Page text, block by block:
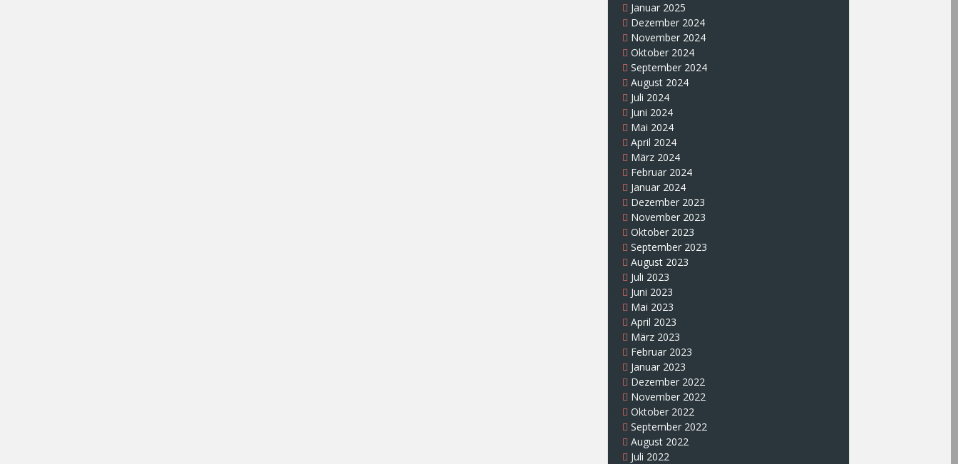
Januar 2025
Dezember 2024
November 2024
Oktober 2024
September 2024
August 2024
Juli 2024
Juni 2024
Mai 2024
April 2024
März 2024
Februar 2024
Januar 2024
Dezember 2023
November 2023
Oktober 2023
September 2023
August 2023
Juli 2023
Juni 2023
Mai 2023
April 2023
März 2023
Februar 2023
Januar 2023
Dezember 2022
November 2022
Oktober 2022
September 2022
August 2022
Juli 2022